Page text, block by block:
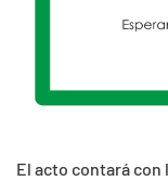
El acto contará